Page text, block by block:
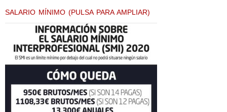
SALARIO MÍNIMO (PULSA PARA AMPLIAR)